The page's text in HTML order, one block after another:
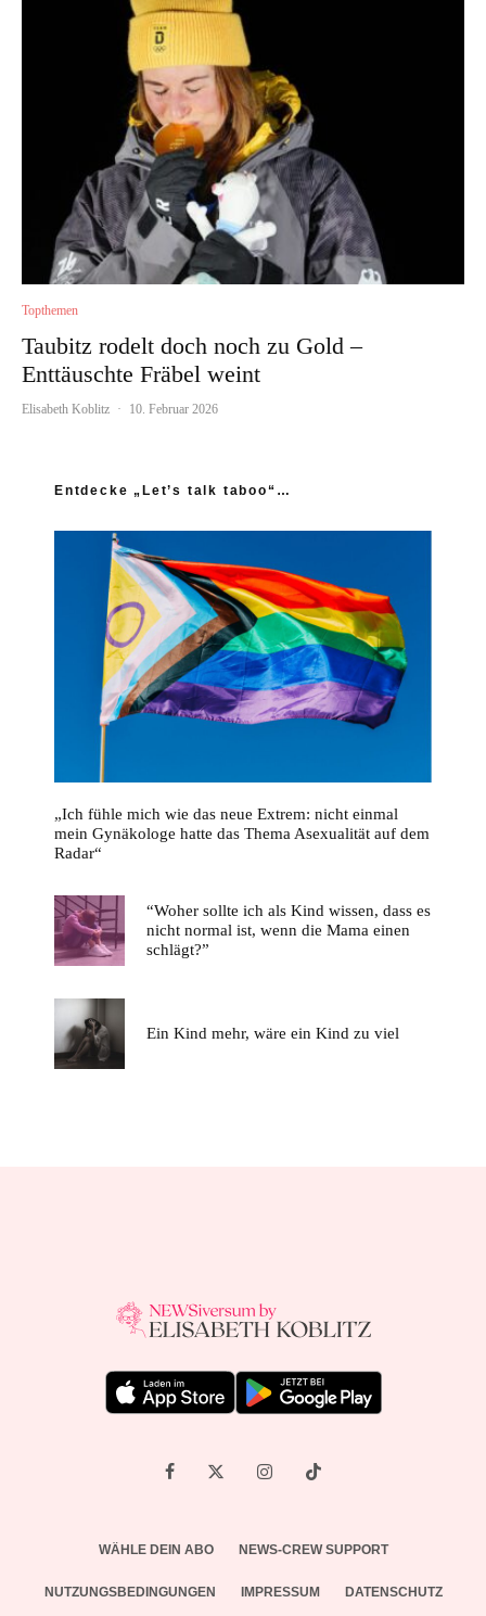
Topthemen
Taubitz rodelt doch noch zu Gold –
Enttäuschte Fräbel weint
Elisabeth Koblitz · 10. Februar 2026
Entdecke „Let’s talk taboo“…
„Ich fühle mich wie das neue Extrem: nicht einmal
mein Gynäkologe hatte das Thema Asexualität auf dem
Radar“
“Woher sollte ich als Kind wissen, dass es
nicht normal ist, wenn die Mama einen
schlägt?”
Ein Kind mehr, wäre ein Kind zu viel
WÄHLE DEIN ABO NEWS-CREW SUPPORT
NUTZUNGSBEDINGUNGEN IMPRESSUM DATENSCHUTZ